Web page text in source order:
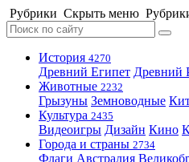
Рубрики Скрыть меню
История 4270
Древний Египет Древний
Животные 2232
Грызуны Земноводные
Культура 2435
Видеоигры Дизайн Кино
Города и страны 2734
Флаги Австралия